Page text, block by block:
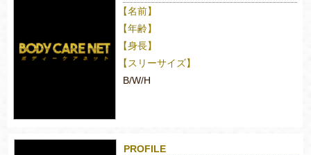
【名前】
【年齢】
【身長】
【スリーサイズ】
B/W/H
PROFILE